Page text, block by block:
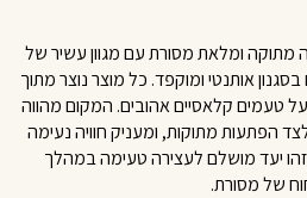
מתוקה ומלאת מסורת עם מגוון עשיר של
אותנטי ומוקפד. כל מוצר נוצר מתוך
על טעמים קלאסיים אהובים. המקום מהווה
הפתעות מתוקות, ומעניק חוויה נעימה
יעד מושלם לעצירה טעימה במהלך
של מסורת.